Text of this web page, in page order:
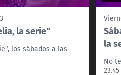
la serie"
los sábados a las
la
No